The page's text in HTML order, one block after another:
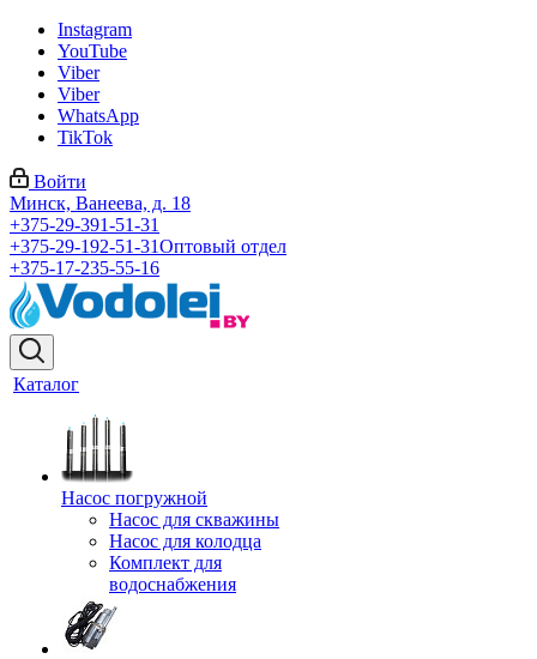
Instagram
YouTube
Viber
Viber
WhatsApp
TikTok
Войти
Минск, Ванеева, д. 18
+375-29-391-51-31
+375-29-192-51-31Оптовый отдел
+375-17-235-55-16
Каталог
Насос погружной
Насос для скважины
Насос для колодца
Комплект для
водоснабжения